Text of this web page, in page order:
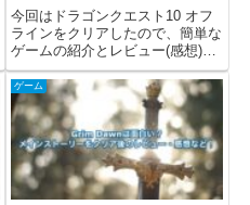
は？
今回はドラゴンクエスト10 オフ
ラインをクリアしたので、簡単な
ゲームの紹介とレビュー(感想)な
どを書きました。ドラクエ10 オ
フラインとは？ドラゴンクエスト
10 オフラインは、2022年9月15
日にスクウェア・エニックスから
発売されたRPG...
ゲーム